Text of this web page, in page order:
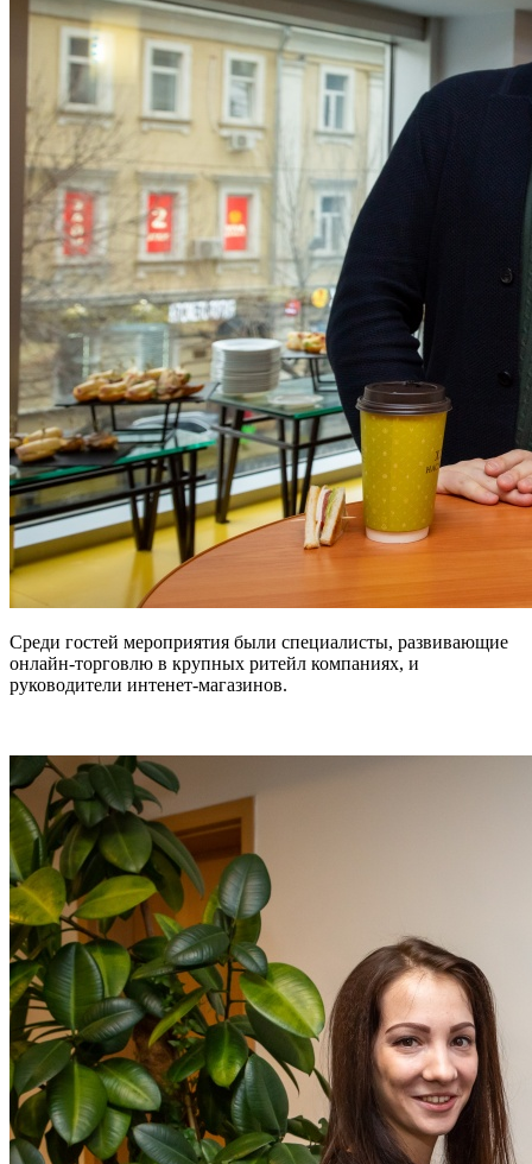
Среди гостей мероприятия были специалисты, развивающие
онлайн-торговлю в крупных ритейл компаниях, и
руководители интенет-магазинов.